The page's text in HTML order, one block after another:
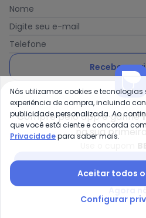
Nome
Digite seu e-mail
Telefone
Receber
Ao enviar o cadastro, você
de
Posthaus é uma marca da
80.462.138/0001-41
Endereço: Rua Werner Duwe,
89.070-700 - Blumenau/SC
Compre pelo app e ganhe
na sua
Nós utilizamos cookies e
experiência de compra, incluindo
publicidade personalizada. Ao
que você está ciente e concorda
Privacidadepara saber mais.
Aceitar todos
Configurar